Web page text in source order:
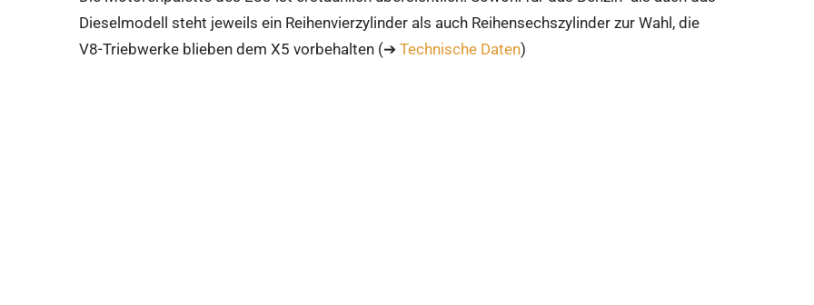
Dieselmodell steht jeweils ein Reihenvierzylinder als auch Reihensechszylinder zur Wahl, die
V8-Triebwerke blieben dem X5 vorbehalten (➔ Technische Daten)